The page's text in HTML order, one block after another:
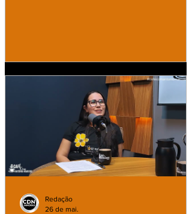
Redação
26 de mai.